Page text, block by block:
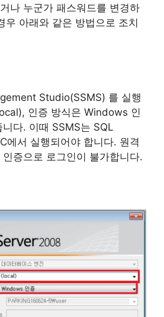
나 누군가 패스워드를 변경하
우 아래와 같은 방법으로 조치
Studio(SSMS) 를 실행
인증 방식은 Windows 인
다. 이때 SSMS는 SQL
에서 실행되어야 합니다. 원격
증으로 로그인이 불가합니다.